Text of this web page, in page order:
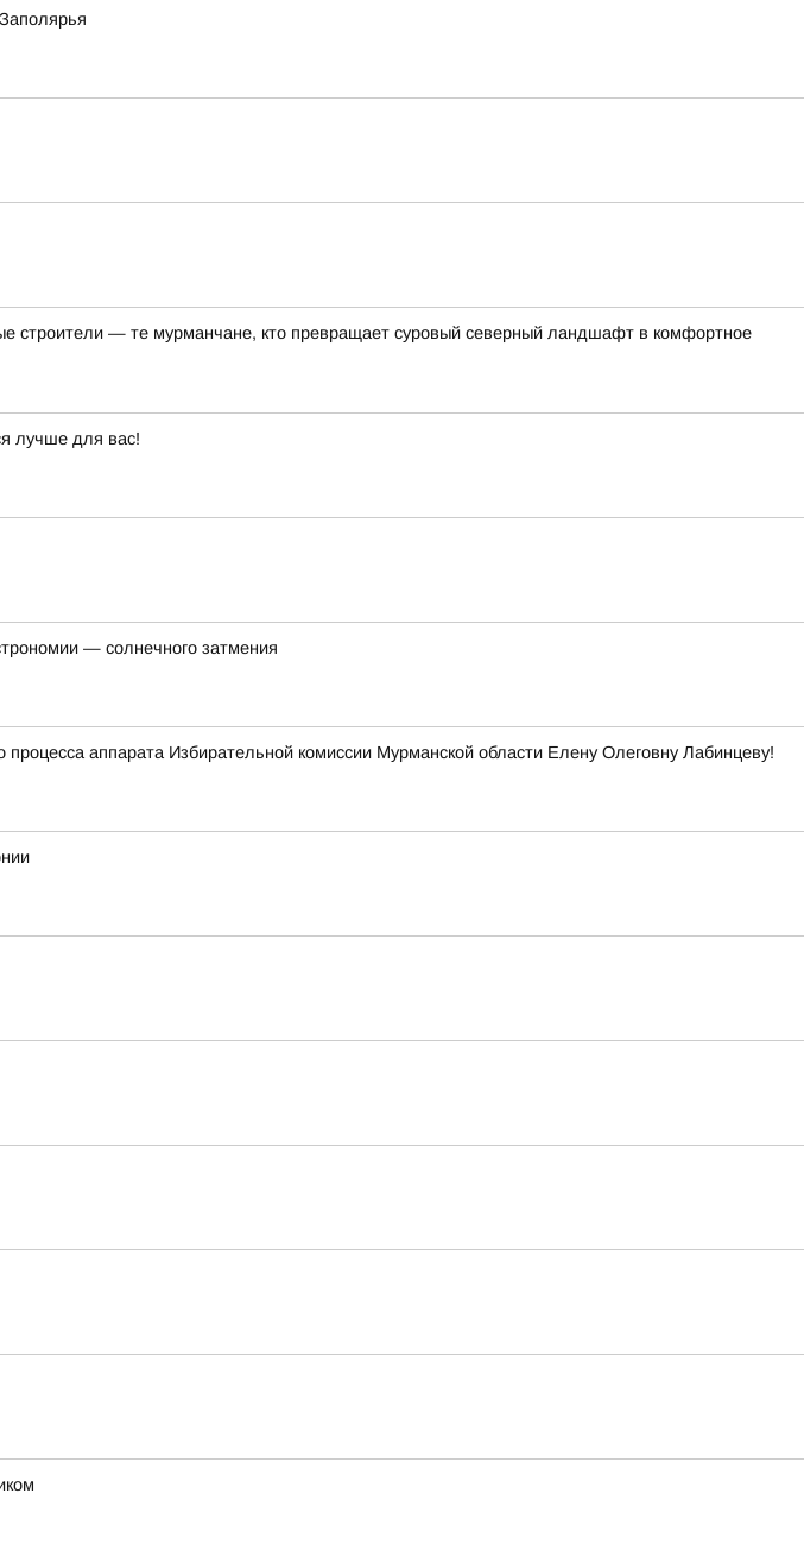
строители — те мурманчане, кто превращает суровый северный ландшафт в комфортное
лучше для вас!
— солнечного затмения
аппарата Избирательной комиссии Мурманской области Елену Олеговну Лабинцеву!